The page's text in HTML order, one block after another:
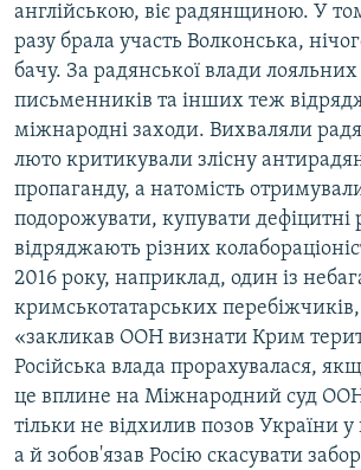
англійською, віє радянщиною. У
разу брала участь Волконська,
бачу. За радянської влади лояльних
письменників та інших теж
міжнародні заходи. Вихваляли
люто критикували злісну
пропаганду, а натомість
подорожувати, купувати дефіцитні
відряджають різних
2016 року, наприклад, один із
кримськотатарських перебіжчиків,
«закликав ООН визнати Крим
Російська влада прорахувалася,
це вплине на Міжнародний суд ООН
тільки не відхилив позов України у
а й зобов'язав Росію скасувати